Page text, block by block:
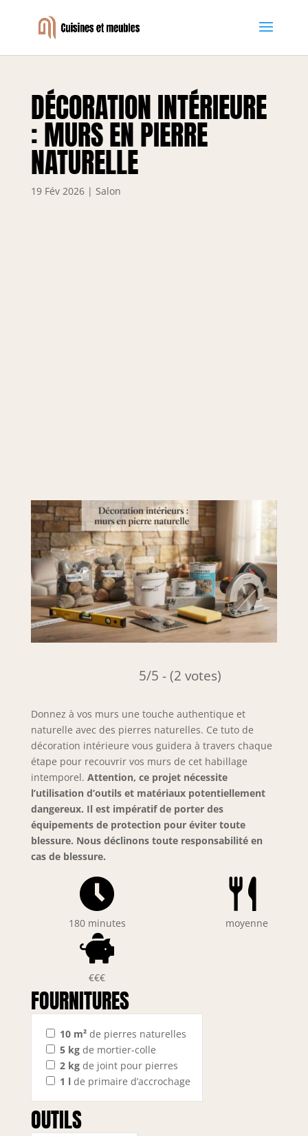
DÉCORATION INTÉRIEURE
: MURS EN PIERRE
NATURELLE
19 Fév 2026| Salon
5/5 - (2 votes)
Donnez à vos murs une touche authentique et
naturelle avec des pierres naturelles. Ce tuto de
décoration intérieure vous guidera à travers chaque
étape pour recouvrir vos murs de cet habillage
intemporel. Attention, ce projet nécessite
l’utilisation d’outils et matériaux potentiellement
dangereux. Il est impératif de porter des
équipements de protection pour éviter toute
blessure. Nous déclinons toute responsabilité en
cas de blessure.
180 minutes moyenne
€€€
FOURNITURES
10 m²de pierres naturelles
5 kgde mortier-colle
2 kgde joint pour pierres
1 lde primaire d’accrochage
OUTILS